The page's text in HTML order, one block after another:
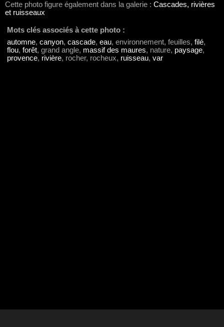
Cette photo figure également dans la galerie : Cascades, rivières
et ruisseaux
Mots clés associés à cette photo :
automne, canyon, cascade, eau, environnement, feuilles, filé,
flou, forêt, grand angle, massif des maures, nature, paysage,
provence, rivière, rocher, rocheux, ruisseau, var